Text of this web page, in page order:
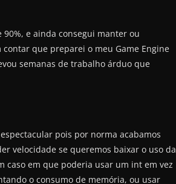
e ainda consegui manter ou
que preparei o meu Game Engine
semanas de trabalho árduo que
pois por norma acabamos
velocidade se queremos baixar o uso da
caso em que poderia usar um int em vez
o consumo de memória, ou usar